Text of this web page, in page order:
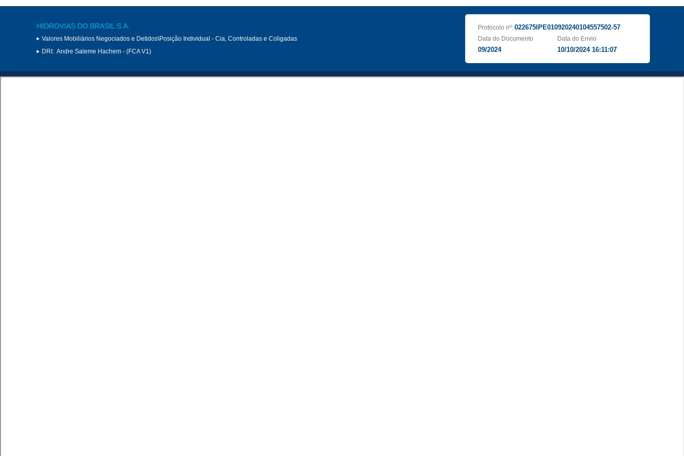
HIDROVIAS DO BRASIL S.A.
Valores Mobiliários Negociados e Detidos\Posição Individual - Cia, Controladas e Coligadas
DRI: Andre Saleme Hachem - (FCA V1)
Protocolo nº: 022675IPE010920240104557502-57
Data do Documento
09/2024
Data do Envio
10/10/2024 16:11:07